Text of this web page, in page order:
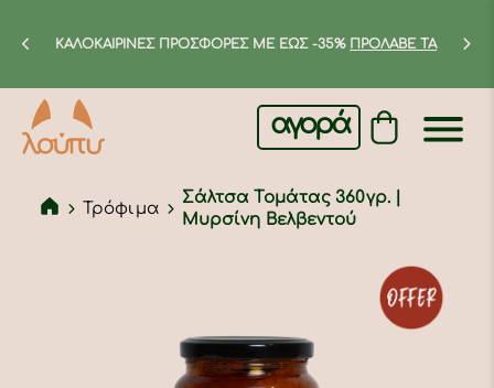
ΚΑΛΟΚΑΙΡΙΝΕΣ ΠΡΟΣΦΟΡΕΣ ΜΕ ΕΩΣ -35% ΠΡΟΛΑΒΕ ΤΑ
αγορά
Τρόφιμα
Σάλτσα Τομάτας 360γρ. |
Μυρσίνη Βελβεντού